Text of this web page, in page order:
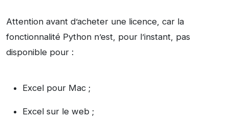
Attention avant d’acheter une licence, car la
fonctionnalité Python n’est, pour l’instant, pas
disponible pour :
Excel pour Mac ;
Excel sur le web ;